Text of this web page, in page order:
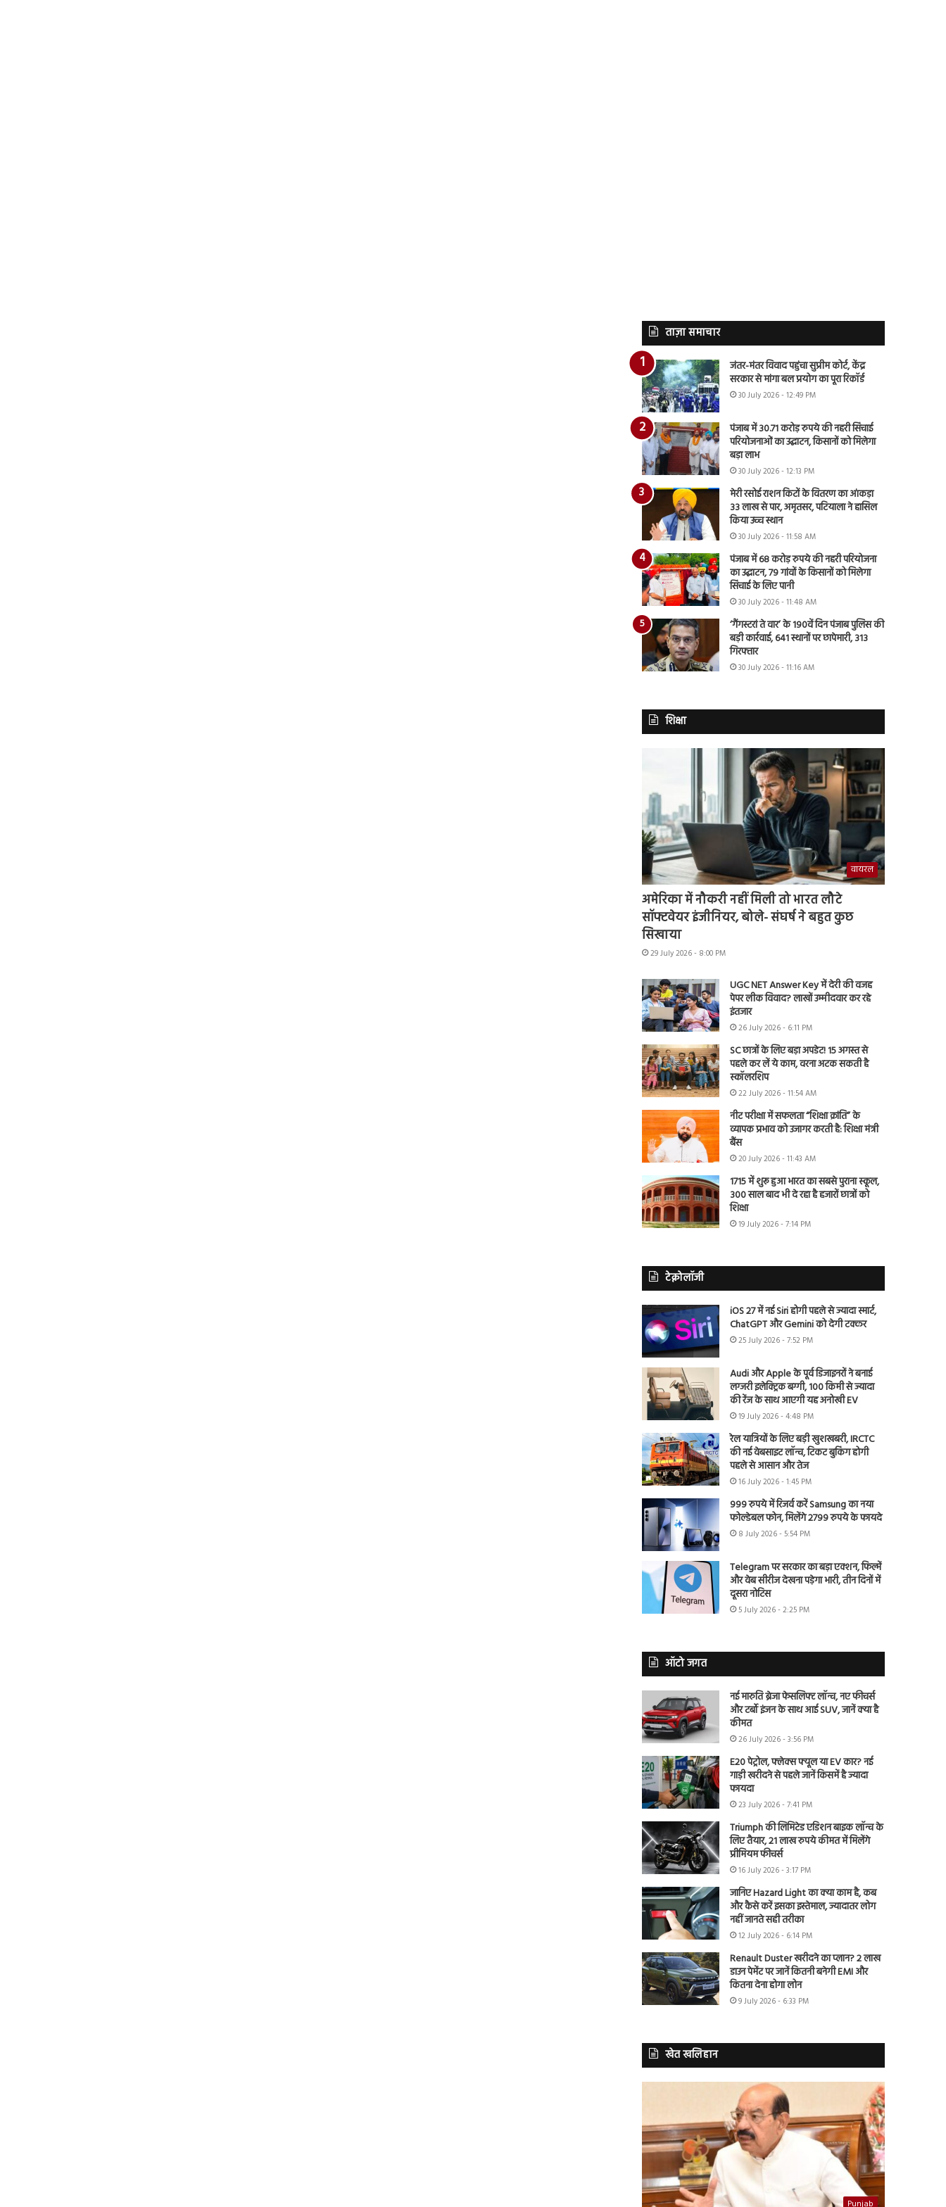
ताज़ा समाचार
जंतर-मंतर विवाद पहुंचा सुप्रीम कोर्ट, केंद्र
सरकार से मांगा बल प्रयोग का पूरा रिकॉर्ड
30 July 2026 - 12:49 PM
पंजाब में 30.71 करोड़ रुपये की नहरी सिंचाई
परियोजनाओं का उद्घाटन, किसानों को मिलेगा
बड़ा लाभ
30 July 2026 - 12:13 PM
मेरी रसोई राशन किटों के वितरण का आंकड़ा
33 लाख से पार, अमृतसर, पटियाला ने हासिल
किया उच्च स्थान
30 July 2026 - 11:58 AM
पंजाब में 68 करोड़ रुपये की नहरी परियोजना
का उद्घाटन, 79 गांवों के किसानों को मिलेगा
सिंचाई के लिए पानी
30 July 2026 - 11:48 AM
‘गैंगस्टरां ते वार’ के 190वें दिन पंजाब पुलिस की
बड़ी कार्रवाई, 641 स्थानों पर छापेमारी, 313
गिरफ्तार
30 July 2026 - 11:16 AM
शिक्षा
वायरल
अमेरिका में नौकरी नहीं मिली तो भारत लौटे
सॉफ्टवेयर इंजीनियर, बोले- संघर्ष ने बहुत कुछ
सिखाया
29 July 2026 - 8:00 PM
UGC NET Answer Key में देरी की वजह
पेपर लीक विवाद? लाखों उम्मीदवार कर रहे
इंतजार
26 July 2026 - 6:11 PM
SC छात्रों के लिए बड़ा अपडेट! 15 अगस्त से
पहले कर लें ये काम, वरना अटक सकती है
स्कॉलरशिप
22 July 2026 - 11:54 AM
नीट परीक्षा में सफलता “शिक्षा क्रांति” के
व्यापक प्रभाव को उजागर करती है: शिक्षा मंत्री
बैंस
20 July 2026 - 11:43 AM
1715 में शुरू हुआ भारत का सबसे पुराना स्कूल,
300 साल बाद भी दे रहा है हजारों छात्रों को
शिक्षा
19 July 2026 - 7:14 PM
टेक्नोलॉजी
iOS 27 में नई Siri होगी पहले से ज्यादा स्मार्ट,
ChatGPT और Gemini को देगी टक्कर
25 July 2026 - 7:52 PM
Audi और Apple के पूर्व डिजाइनरों ने बनाई
लग्जरी इलेक्ट्रिक बग्गी, 100 किमी से ज्यादा
की रेंज के साथ आएगी यह अनोखी EV
19 July 2026 - 4:48 PM
रेल यात्रियों के लिए बड़ी खुशखबरी, IRCTC
की नई वेबसाइट लॉन्च, टिकट बुकिंग होगी
पहले से आसान और तेज
16 July 2026 - 1:45 PM
999 रुपये में रिजर्व करें Samsung का नया
फोल्डेबल फोन, मिलेंगे 2799 रुपये के फायदे
8 July 2026 - 5:54 PM
Telegram पर सरकार का बड़ा एक्शन, फिल्में
और वेब सीरीज देखना पड़ेगा भारी, तीन दिनों में
दूसरा नोटिस
5 July 2026 - 2:25 PM
ऑटो जगत
नई मारुति ब्रेजा फेसलिफ्ट लॉन्च, नए फीचर्स
और टर्बो इंजन के साथ आई SUV, जानें क्या है
कीमत
26 July 2026 - 3:56 PM
E20 पेट्रोल, फ्लेक्स फ्यूल या EV कार? नई
गाड़ी खरीदने से पहले जानें किसमें है ज्यादा
फायदा
23 July 2026 - 7:41 PM
Triumph की लिमिटेड एडिशन बाइक लॉन्च के
लिए तैयार, 21 लाख रुपये कीमत में मिलेंगे
प्रीमियम फीचर्स
16 July 2026 - 3:17 PM
जानिए Hazard Light का क्या काम है, कब
और कैसे करें इसका इस्तेमाल, ज्यादातर लोग
नहीं जानते सही तरीका
12 July 2026 - 6:14 PM
Renault Duster खरीदने का प्लान? 2 लाख
डाउन पेमेंट पर जानें कितनी बनेगी EMI और
कितना देना होगा लोन
9 July 2026 - 6:33 PM
खेत खलिहान
Punjab